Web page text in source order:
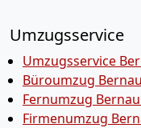
Umzugsservice
Umzugsservice
Büroumzug
Fernumzug
Firmenumzug